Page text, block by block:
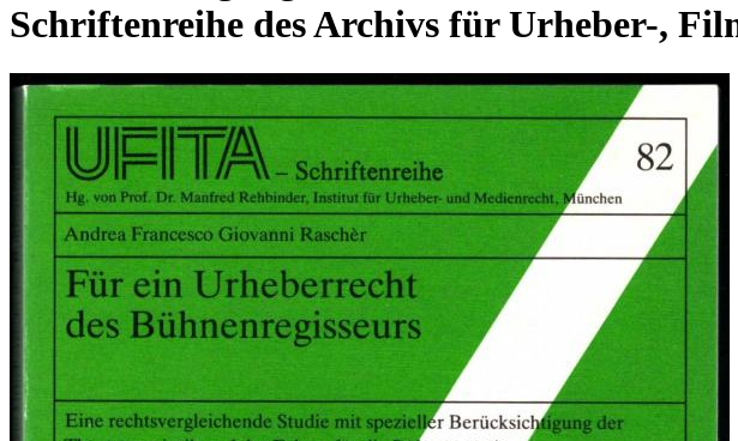
Schriftenreihe des Archivs für Urheber-,